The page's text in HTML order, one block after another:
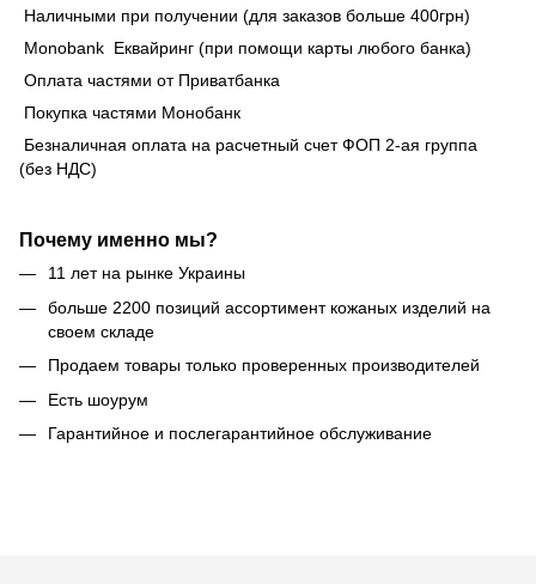
Наличными при получении (для заказов больше 400грн)
Monobank Еквайринг (при помощи карты любого банка)
Оплата частями от Приватбанка
Покупка частями Монобанк
Безналичная оплата на расчетный счет ФОП 2-ая группа
(без НДС)
Почему именно мы?
11 лет на рынке Украины
больше 2200 позиций ассортимент кожаных изделий на
своем складе
Продаем товары только проверенных производителей
Есть шоурум
Гарантийное и послегарантийное обслуживание